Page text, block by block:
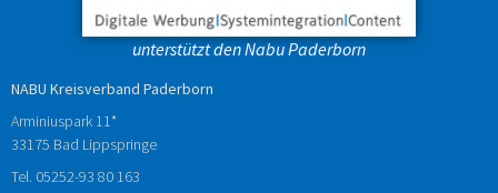
unterstützt den Nabu Paderborn
NABU Kreisverband Paderborn
Arminiuspark 11*
33175 Bad Lippspringe
Tel. 05252-93 80 163